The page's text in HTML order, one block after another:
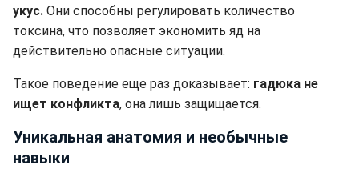
укус. Они способны регулировать количество
токсина, что позволяет экономить яд на
действительно опасные ситуации.
Такое поведение еще раз доказывает: гадюка не
ищет конфликта, она лишь защищается.
Уникальная анатомия и необычные
навыки